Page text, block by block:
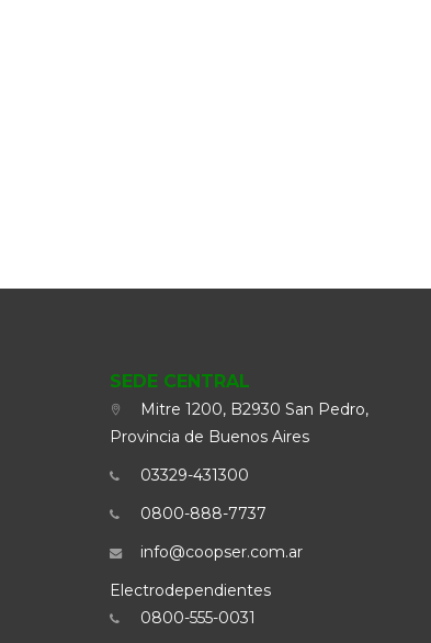
SEDE CENTRAL
Mitre 1200, B2930 San Pedro,
Provincia de Buenos Aires
03329-431300
0800-888-7737
info@coopser.com.ar
Electrodependientes
0800-555-0031